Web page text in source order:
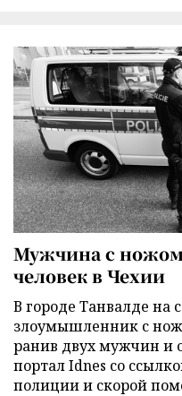
Мужчина с
человек в Чехии
В городе Танвалде на
злоумышленник с
ранив двух мужчин и
портал Idnes со
полиции и скорой